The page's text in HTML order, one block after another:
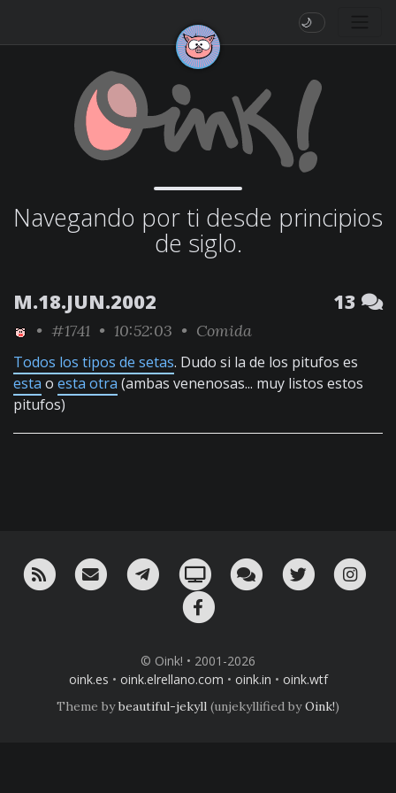
🌙
Navegando por ti desde principios
de siglo.
M.18.JUN.2002 13
• #1741 • 10:52:03 • Comida
Todos los tipos de setas. Dudo si la de los pitufos es
esta o esta otra (ambas venenosas... muy listos estos
pitufos)
RSS ¡Mándame un email!¡Nuestro canal en Telegram!
Oink! TV Charla con nosotros
Twitter
© Oink! • 2001-2026
oink.es • oink.elrellano.com • oink.in • oink.wtf
Theme bybeautiful-jekyll (unjekyllified byOink!)